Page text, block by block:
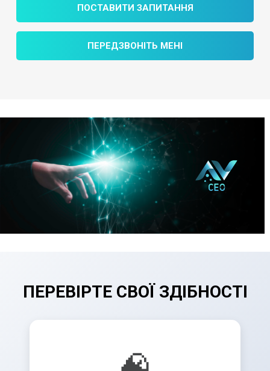
ПОСТАВИТИ ЗАПИТАННЯ
ПЕРЕДЗВОНІТЬ МЕНІ
ПЕРЕВІРТЕ СВОЇ ЗДІБНОСТІ